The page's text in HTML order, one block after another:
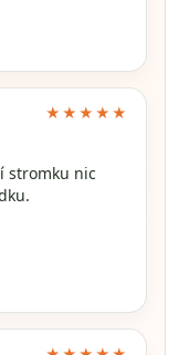
★★★★★
stromku nic